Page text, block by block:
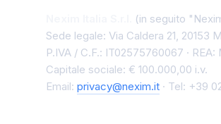
(in seguito
Sede legale: Via Caldera 21, 20153
P.IVA / C.F.: IT02575760067 · REA:
Capitale sociale: € 100.000,00 i.v.
Email: privacy@nexim.it · Tel: +39